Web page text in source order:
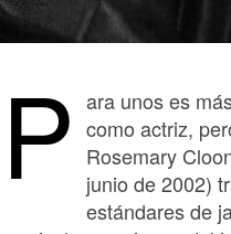
P ara unos es
como actriz,
Rosemary
junio de 2002)
estándares de